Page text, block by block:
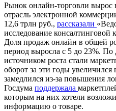
Рынок онлайн-торговли вырос в
отрасль электронной
12,6 трлн руб., рассказали
исследование
Доля продаж онлайн в общей
период выросла с 5 до 23%.
источником роста стали
оборот за эти годы увеличился
замедлился из-за повышения
Госдума поддержала
которым на них хотели
информацию о товаре.